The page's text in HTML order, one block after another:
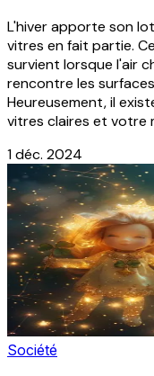
L'hiver apporte son
vitres en fait partie.
survient lorsque l'air
rencontre les
Heureusement, il
vitres claires et votre
1 déc. 2024
Société